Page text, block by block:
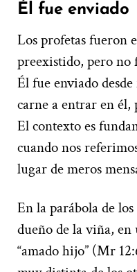
Él fue enviado
Los profetas fueron
preexistido, pero no
Él fue enviado
carne a entrar en
El contexto es
cuando nos
lugar de meros
En la parábola de
dueño de la viña,
“amado hijo” (Mr